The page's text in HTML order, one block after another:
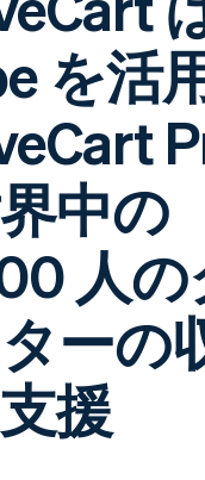
Metronome
従量課金
サブスクリ
プション
プションの
管理
Invoicing
1 回限りまた
は継続
消費税と
VAT の自動
計算
Revenue
会計管理の
自動化
Stripe
Sigma
カスタムレ
ユースケース別
エージェンティックコマ
ース
E コマース / ECサイト
埋込型金融
請求・財務関連
グローバルビジネス
アプリ内決済
マーケットプレイス
資金管理
プラットフォーム
SaaS
業種別
Stripe Apps
ガイド
オンライン決済を受け付
け
構築済みの決済を実装
プラットフォームまたは
マーケットプレイスを構
築する
サブスクリプションを管
従量課金請求を提供
ステーブルコイン担保型
のカードを発行
エージェントによるサー
ビスのプロビジョニング
と管理
サポート
サポートに問い合わせ
管理サポートプラン
プロフェッショナルサー
ビス
会社
製品ロードマップ
Sessions 年次カンファ
レンス
採用情報
ニュースルーム
を活
中の
人の
ーの
援